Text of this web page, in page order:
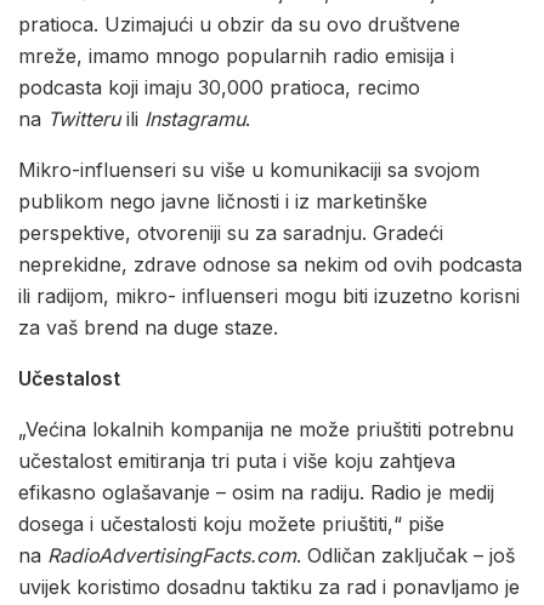
pratioca. Uzimajući u obzir da su ovo društvene
mreže, imamo mnogo popularnih radio emisija i
podcasta koji imaju 30,000 pratioca, recimo
na Twitteruili Instagramu.
Mikro-influenseri su više u komunikaciji sa svojom
publikom nego javne ličnosti i iz marketinške
perspektive, otvoreniji su za saradnju. Gradeći
neprekidne, zdrave odnose sa nekim od ovih podcasta
ili radijom, mikro- influenseri mogu biti izuzetno korisni
za vaš brend na duge staze.
Učestalost
„Većina lokalnih kompanija ne može priuštiti potrebnu
učestalost emitiranja tri puta i više koju zahtjeva
efikasno oglašavanje – osim na radiju. Radio je medij
dosega i učestalosti koju možete priuštiti,“ piše
na RadioAdvertisingFacts.com. Odličan zaključak – još
uvijek koristimo dosadnu taktiku za rad i ponavljamo je